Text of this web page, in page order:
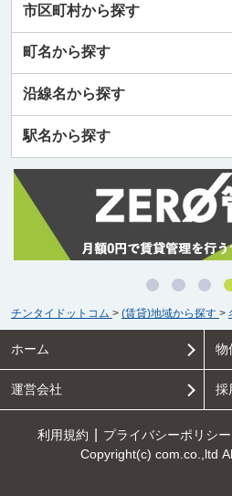
市区町村から探す
町名から探す
沿線名から探す
駅名から探す
チンタイドットコム > (賃貸)地域から探す >
ホーム 物
運営会社 採
利用規約 プライバシーポリシー
Copyright(c) com.co.,ltd